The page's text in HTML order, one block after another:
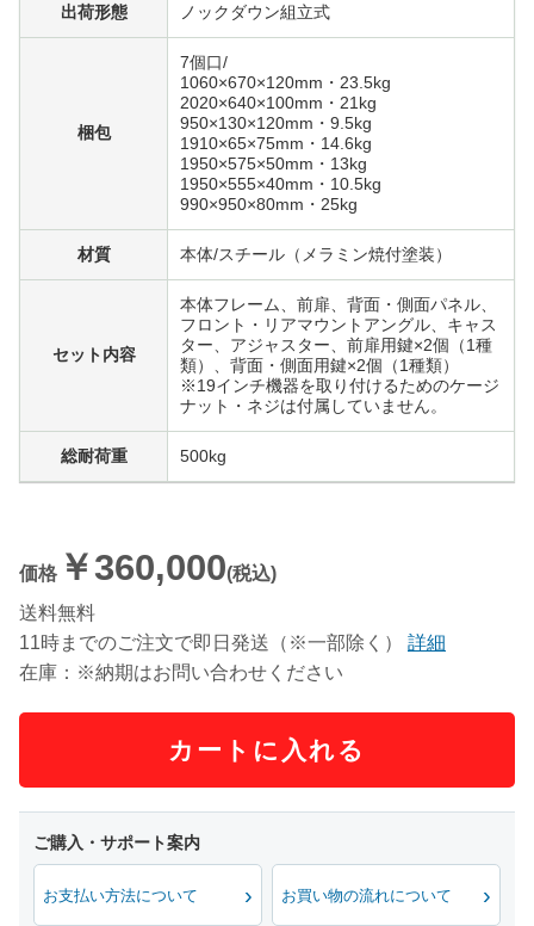
出荷形態 ノックダウン組立式
梱包
7個口/
1060×670×120mm・23.5kg
2020×640×100mm・21kg
950×130×120mm・9.5kg
1910×65×75mm・14.6kg
1950×575×50mm・13kg
1950×555×40mm・10.5kg
990×950×80mm・25kg
材質 本体/スチール（メラミン焼付塗装）
セット内容
本体フレーム、前扉、背面・側面パネル、
フロント・リアマウントアングル、キャス
ター、アジャスター、前扉用鍵×2個（1種
類）、背面・側面用鍵×2個（1種類）
※19インチ機器を取り付けるためのケージ
ナット・ネジは付属していません。
総耐荷重 500kg
価格 ￥360,000(税込)
送料無料
11時までのご注文で即日発送（※一部除く）
詳細
在庫：※納期はお問い合わせください
カートに入れる
お支払い方法について お買い物の流れについて